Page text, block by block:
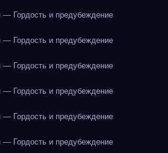
Гордость и предубеждение
Гордость и предубеждение
Гордость и предубеждение
Гордость и предубеждение
Гордость и предубеждение
Гордость и предубеждение